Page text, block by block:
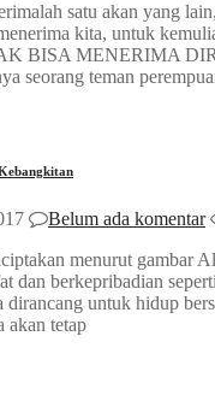
satu akan yang
kita, untuk
BISA MENERIMA
seorang teman
Belum ada komentar
menurut gambar
dan berkepribadian
dirancang untuk hidup
akan tetap